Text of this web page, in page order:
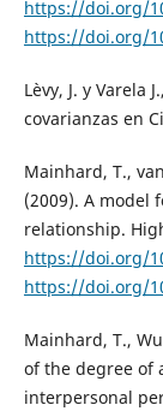
https://doi.org/
https://doi.org/
Lèvy, J. y Varela
covarianzas en
Mainhard, T.,
(2009). A model
relationship.
https://doi.org/
https://doi.org/
Mainhard, T.,
of the degree of
interpersonal